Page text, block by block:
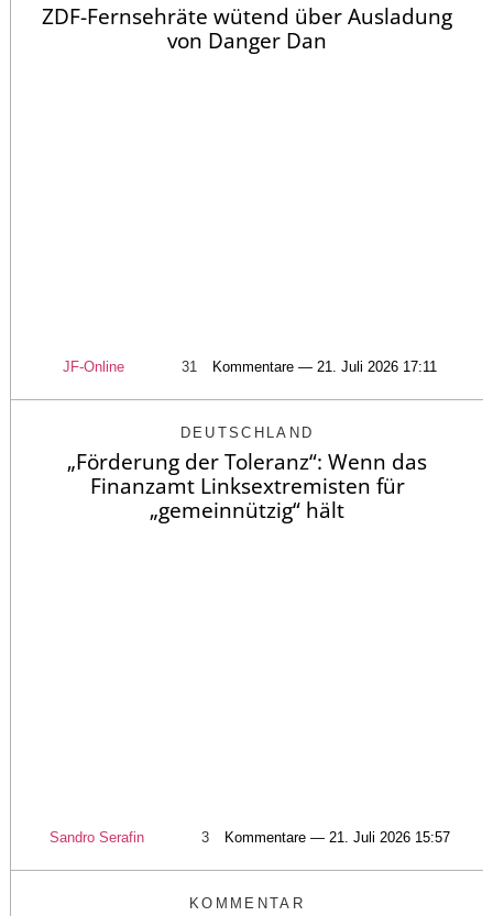
ZDF-Fernsehräte wütend über Ausladung
von Danger Dan
JF-Online 31 Kommentare — 21. Juli 2026 17:11
DEUTSCHLAND
„Förderung der Toleranz“: Wenn das
Finanzamt Linksextremisten für
„gemeinnützig“ hält
Sandro Serafin 3 Kommentare — 21. Juli 2026 15:57
KOMMENTAR